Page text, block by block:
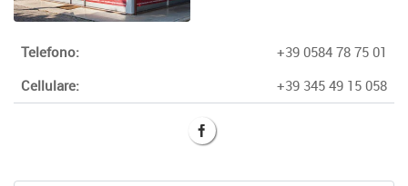
Telefono:
+39 0584 78 75 01
Cellulare:
+39 345 49 15 058